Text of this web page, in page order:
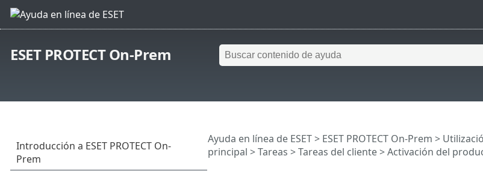
ESET PROTECT On-Prem
Ayuda en línea de ESET> ESET PROTECT On-Prem >
principal >Tareas >Tareas del cliente> Activación del